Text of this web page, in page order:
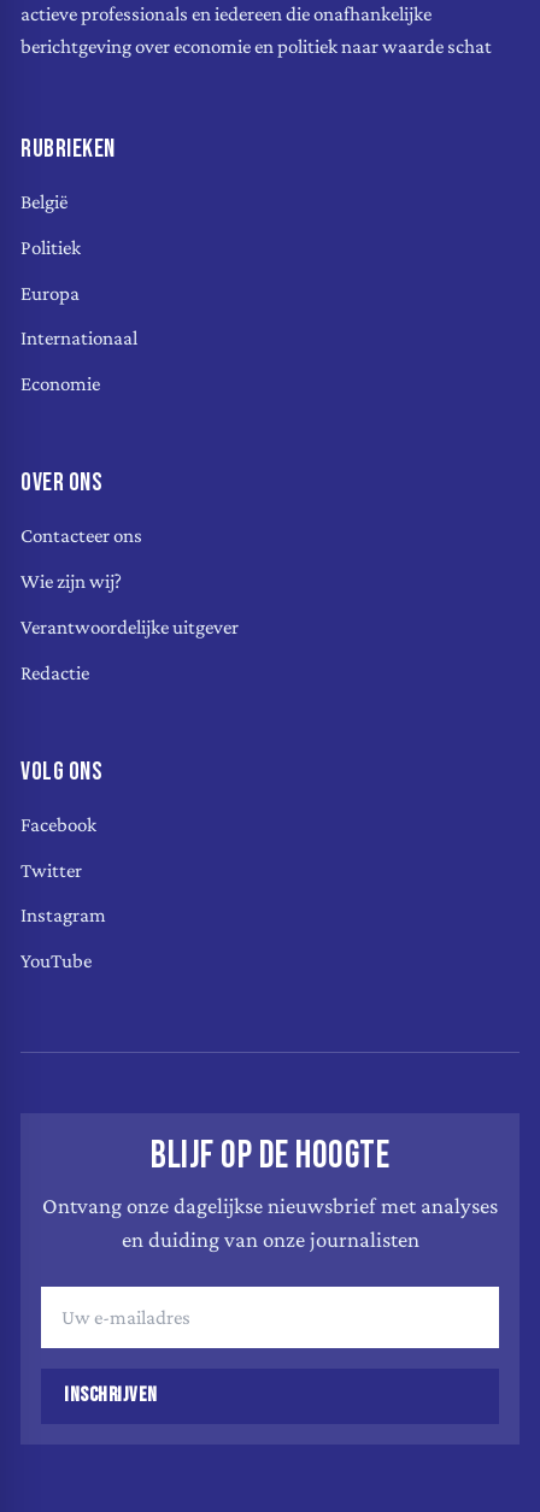
actieve professionals en iedereen die onafhankelijke
berichtgeving over economie en politiek naar waarde schat
RUBRIEKEN
België
Politiek
Europa
Internationaal
Economie
OVER ONS
Contacteer ons
Wie zijn wij?
Verantwoordelijke uitgever
Redactie
VOLG ONS
Facebook
Twitter
Instagram
YouTube
BLIJF OP DE HOOGTE
Ontvang onze dagelijkse nieuwsbrief met analyses
en duiding van onze journalisten
INSCHRIJVEN